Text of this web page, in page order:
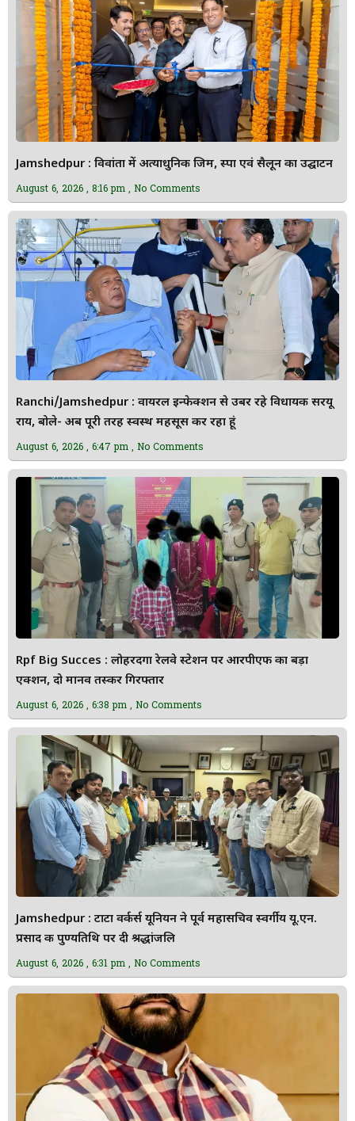
Jamshedpur : विवांता में अत्याधुनिक जिम, स्पा एवं सैलून का उद्घाटन
August 6, 2026 8:16 pm No Comments
Ranchi/Jamshedpur : वायरल इन्फेक्शन से उबर रहे विधायक सरयू
राय, बोले- अब पूरी तरह स्वस्थ महसूस कर रहा हूं
August 6, 2026 6:47 pm No Comments
Rpf Big Succes : लोहरदगा रेलवे स्टेशन पर आरपीएफ का बड़ा
एक्शन, दो मानव तस्कर गिरफ्तार
August 6, 2026 6:38 pm No Comments
Jamshedpur : टाटा वर्कर्स यूनियन ने पूर्व महासचिव स्वर्गीय यू.एन.
प्रसाद की पुण्यतिथि पर दी श्रद्धांजलि
August 6, 2026 6:31 pm No Comments